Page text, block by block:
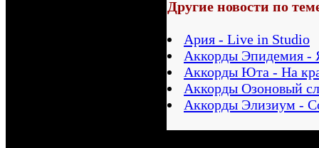
Другие новости по
Ария - Live in Studio
Аккорды Эпидемия -
Аккорды Юта - На
Аккорды Озоновый
Аккорды Элизиум -